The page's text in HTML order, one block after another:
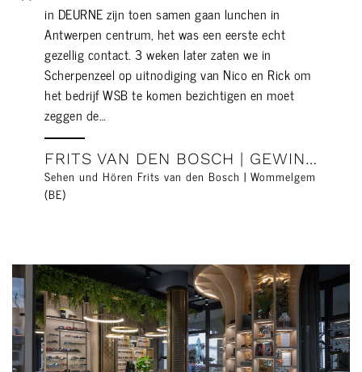
in DEURNE zijn toen samen gaan lunchen in
Antwerpen centrum, het was een eerste echt
gezellig contact. 3 weken later zaten we in
Scherpenzeel op uitnodiging van Nico en Rick om
het bedrijf WSB te komen bezichtigen en moet
zeggen de…
FRITS VAN DEN BOSCH | GEWINNER DESIGN AWARD MIDO
Sehen und Hören Frits van den Bosch | Wommelgem
(BE)